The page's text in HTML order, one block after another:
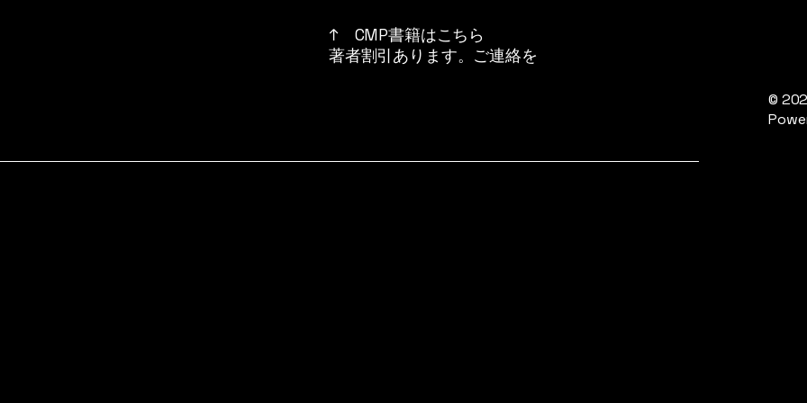
↑ CMP書籍はこちら
​著者割引あります。ご連絡を
©